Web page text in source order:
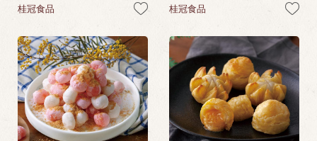
桂冠食品 桂冠食品